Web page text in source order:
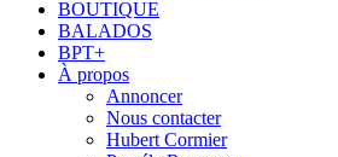
BOUTIQUE
BALADOS
BPT+
À propos
Annoncer
Nous contacter
Hubert Cormier